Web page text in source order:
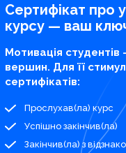
Сертифікат про
курсу — ваш
Мотивація
вершин. Для її
сертифікатів:
Прослухав(ла) курс
Успішно закінчив(ла)
Закінчив(ла) з